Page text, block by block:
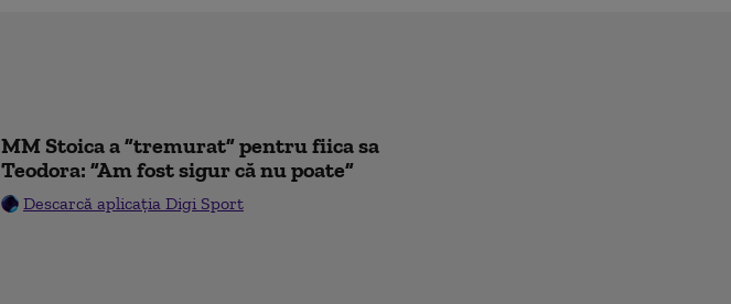
MM Stoica a ”tremurat” pentru fiica sa
Teodora: ”Am fost sigur că nu poate”
Descarcă aplicația Digi Sport